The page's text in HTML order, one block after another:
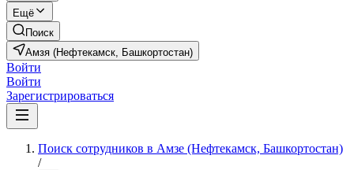
Ещё
Поиск
Амзя (Нефтекамск, Башкортостан)
Войти
Войти
Зарегистрироваться
Поиск сотрудников в Амзе (Нефтекамск, Башкортостан)
/